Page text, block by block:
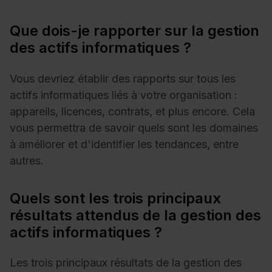
Que dois-je rapporter sur la gestion
des actifs informatiques ?
Vous devriez établir des rapports sur tous les
actifs informatiques liés à votre organisation :
appareils, licences, contrats, et plus encore. Cela
vous permettra de savoir quels sont les domaines
à améliorer et d'identifier les tendances, entre
autres.
Quels sont les trois principaux
résultats attendus de la gestion des
actifs informatiques ?
Les trois principaux résultats de la gestion des